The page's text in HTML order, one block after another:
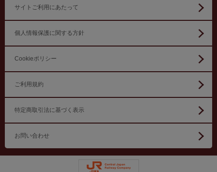
サイトご利用にあたって
個人情報保護に関する方針
Cookieポリシー
ご利用規約
特定商取引法に基づく表示
お問い合わせ